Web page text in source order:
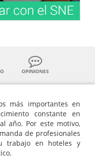
OPINIONES
más importantes en
constante en
año. Por este motivo,
de profesionales
trabajo en hoteles y